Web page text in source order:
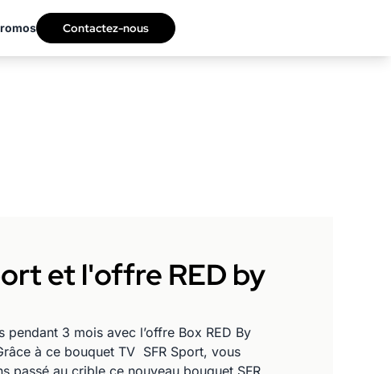
Contactez-nous
et l'offre RED by
pendant 3 mois avec l’offre Box RED By
à ce bouquet TV SFR Sport, vous
passé au crible ce nouveau bouquet SFR